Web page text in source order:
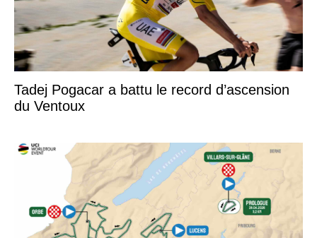
Tadej Pogacar a battu le record d’ascension
du Ventoux